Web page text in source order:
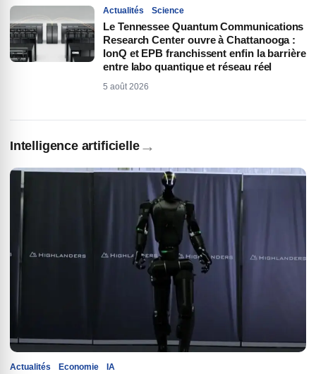
Actualités Science
Le Tennessee Quantum Communications
Research Center ouvre à Chattanooga :
IonQ et EPB franchissent enfin la barrière
entre labo quantique et réseau réel
5 août 2026
Intelligence artificielle→
Actualités Economie IA